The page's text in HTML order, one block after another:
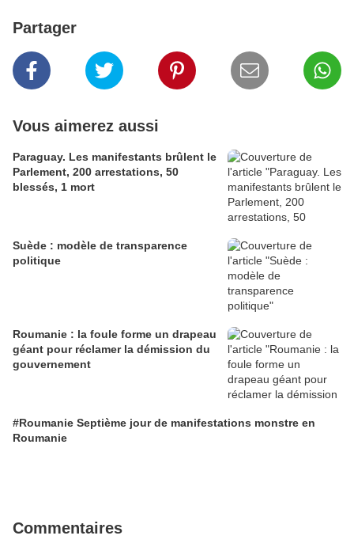
Partager
Vous aimerez aussi
Paraguay. Les manifestants brûlent le
Parlement, 200 arrestations, 50
blessés, 1 mort
Suède : modèle de transparence
politique
Roumanie : la foule forme un drapeau
géant pour réclamer la démission du
gouvernement
#Roumanie Septième jour de manifestations monstre en
Roumanie
Commentaires